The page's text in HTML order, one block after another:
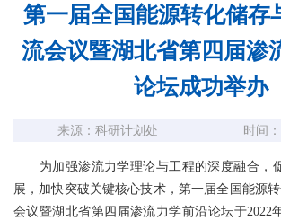
第一届全国能源转化储存
流会议暨湖北省第四届渗
论坛成功举办
来源：科研计划处 时间
为加强渗流力学理论与工程的深度融合，
展，加快突破关键核心技术，第一届全国能源
会议暨湖北省第四届渗流力学前沿论坛于2022